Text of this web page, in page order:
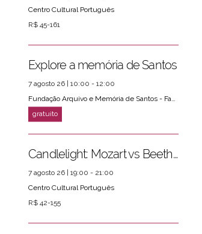
Centro Cultural Português
R$ 45-161
Explore a memória de Santos
7 agosto 26 | 10:00 - 12:00
Fundação Arquivo e Memória de Santos - Fams
Candlelight: Mozart vs Beethoven
7 agosto 26 | 19:00 - 21:00
Centro Cultural Português
R$ 42-155